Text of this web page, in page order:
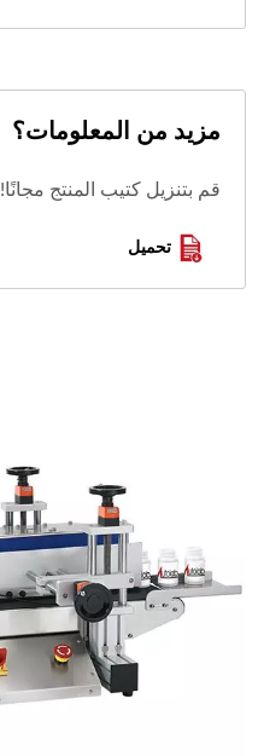
مزيد من المعلومات؟
قم بتنزيل كتيب المنتج مجانًا!
تحميل